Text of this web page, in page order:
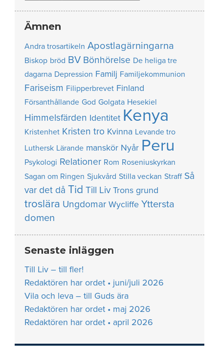
Ämnen
Andra trosartikeln Apostlagärningarna
Biskop bröd BV Bönhörelse De heliga tre
dagarna Depression Familj Familjekommunion
Fariseism Filipperbrevet Finland
Försanthållande God Golgata Hesekiel
Himmelsfärden Identitet Kenya
Kristenhet Kristen tro Kvinna Levande tro
Luthersk Lärande manskör Nyår Peru
Psykologi Relationer Rom Roseniuskyrkan
Sagan om Ringen Sjukvård Stilla veckan Straff Så
var det då Tid Till Liv Trons grund
troslära Ungdomar Wycliffe Yttersta
domen
Senaste inläggen
Till Liv – till fler!
Redaktören har ordet • juni/juli 2026
Vila och leva – till Guds ära
Redaktören har ordet • maj 2026
Redaktören har ordet • april 2026